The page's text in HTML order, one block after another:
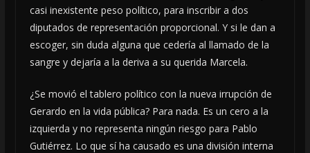
casi inexistente peso político, para inscribir a dos
diputados de representación proporcional. Y si le dan a
escoger, sin duda alguna que cedería al llamado de la
sangre y dejaría a la deriva a su querida Marcela.
¿Se movió el tablero político con la nueva irrupción de
Gerardo en la vida pública? Para nada. Es un cero a la
izquierda y no representa ningún riesgo para Pablo
Gutiérrez. Lo que sí ha causado es una división interna